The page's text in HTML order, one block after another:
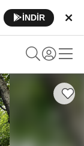
İNDİR